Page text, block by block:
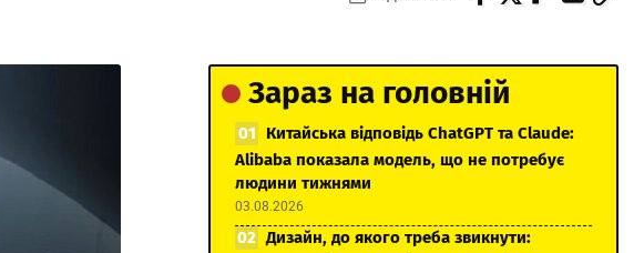
Зараз на головній
Китайська відповідь ChatGPT та Claude:
Alibaba показала модель, що не потребує
людини тижнями
03.08.2026
Дизайн, до якого треба звикнути: